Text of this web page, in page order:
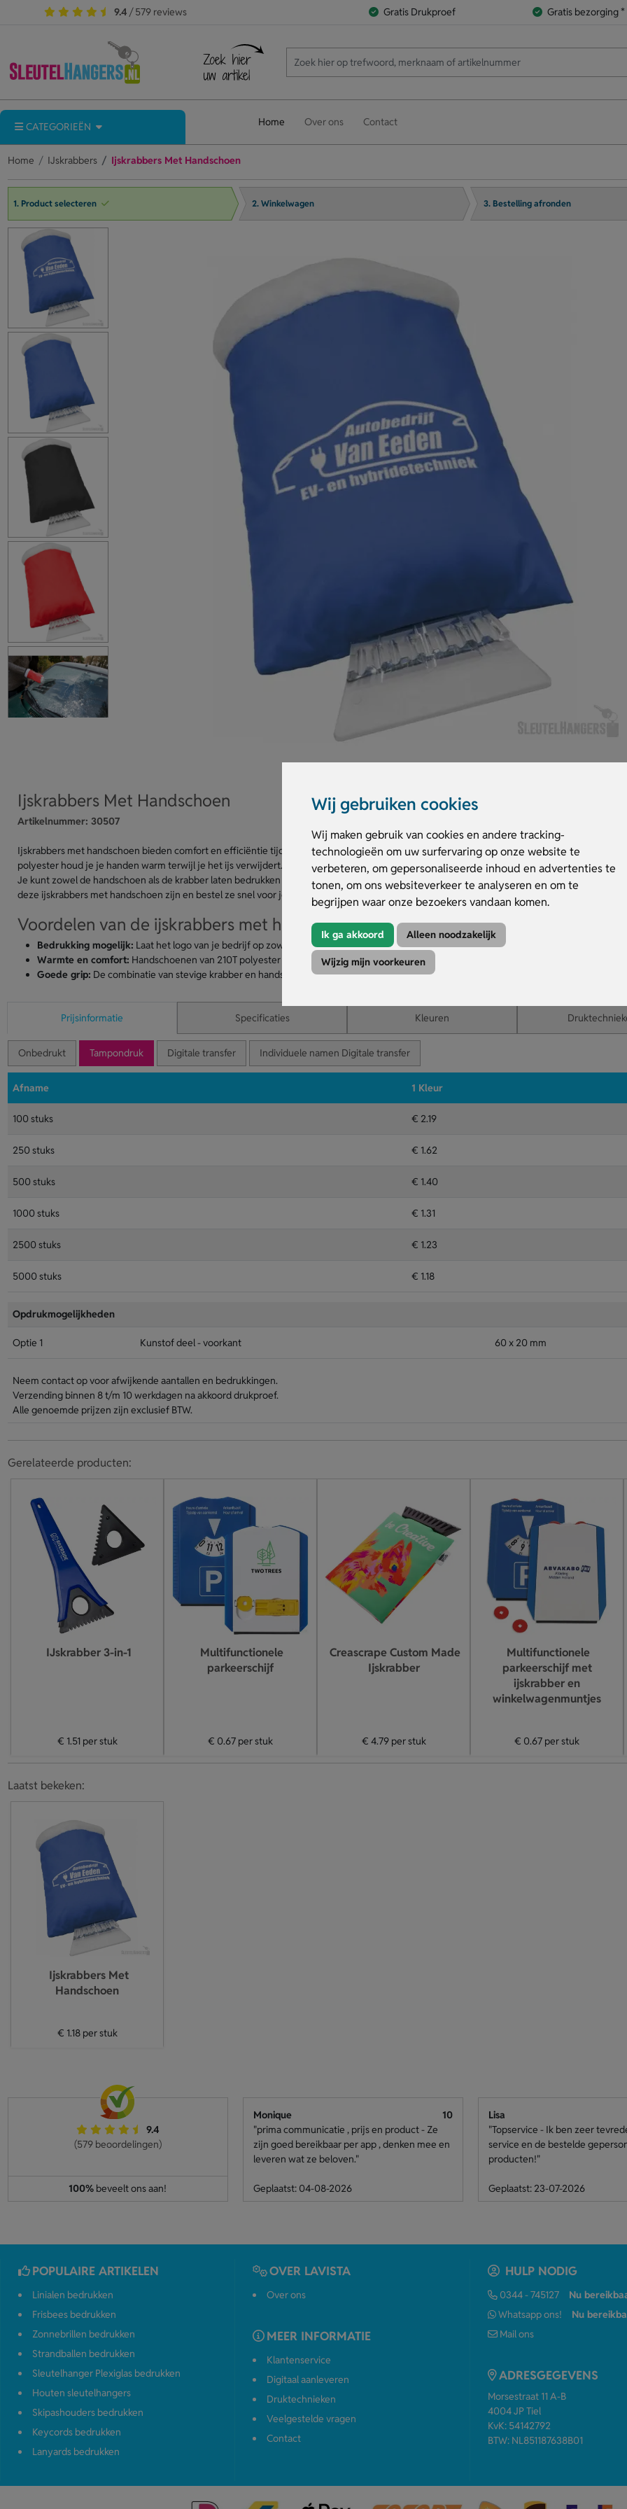
Wij gebruiken cookies
Wij maken gebruik van cookies en andere tracking-
technologieën om uw surfervaring op onze website te
verbeteren, om gepersonaliseerde inhoud en advertenties te
tonen, om ons websiteverkeer te analyseren en om te
begrijpen waar onze bezoekers vandaan komen.
Ik ga akkoord Alleen noodzakelijk
Wijzig mijn voorkeuren
9.4 / 579 reviews Gratis Drukproef Gratis bezorging *
CATEGORIEËN Home Over ons Contact
Home IJskrabbers Ijskrabbers Met Handschoen
1. Product selecteren 2. Winkelwagen 3. Bestelling afronden
Ijskrabbers Met Handschoen
Artikelnummer: 30507
Ijskrabbers met handschoen bieden comfort en efficiëntie tijdens koude ochtenden. Dankzij de stevige plastic krabber en handschoenen van
polyester houd je je handen warm terwijl je het ijs verwijdert. De handschoenen zijn beschikbaar in verschillende kleuren en zorgen voor
Je kunt zowel de handschoen als de krabber laten bedrukken met jouw logo, zodat je je merk zichtbaar promoot. Ontdek zelf hoe handig en
deze ijskrabbers met handschoen zijn en bestel ze snel voor jouw klanten of medewerkers.
Voordelen van de ijskrabbers met handschoen
Bedrukking mogelijk: Laat het logo van je bedrijf op zowel de krabber als handschoen zetten voor maximale merkzichtbaarheid.
Warmte en comfort: Handschoenen van 210T polyester houden de handen warm tijdens het krabben van ijs.
Goede grip: De combinatie van stevige krabber en handschoenen zorgt voor efficiënt en makkelijk gebruik.
Prijsinformatie Specificaties Kleuren
Onbedrukt Tampondruk Digitale transfer Individuele namen Digitale transfer
Afname 1 Kleur
100 stuks € 2.19
250 stuks € 1.62
500 stuks € 1.40
1000 stuks € 1.31
2500 stuks € 1.23
5000 stuks € 1.18
Opdrukmogelijkheden
Optie 1 Kunstof deel - voorkant 60 x 20 mm
Neem contact op voor afwijkende aantallen en bedrukkingen.
Verzending binnen 8 t/m 10 werkdagen na akkoord drukproef.
Alle genoemde prijzen zijn exclusief BTW.
Gerelateerde producten:
IJskrabber 3-in-1
€ 1.51 per stuk
Multifunctionele
parkeerschijf
€ 0.67 per stuk
Creascrape Custom Made
Ijskrabber
€ 4.79per stuk
Multifunctionele
parkeerschijf met
ijskrabber en
winkelwagenmuntjes
€ 0.67 per stuk
Laatst bekeken:
Ijskrabbers Met
Handschoen
€ 1.18per stuk
9.4
(579 beoordelingen)
100% beveelt ons aan!
Monique
10
"prima communicatie , prijs en product - Ze
zijn goed bereikbaar per app , denken mee en
leveren wat ze beloven."
Geplaatst: 04-08-2026
Lisa
"Topservice - Ik ben zeer
service en de bestelde
producten!"
Geplaatst: 23-07-2026
POPULAIRE ARTIKELEN
Linialen bedrukken
Frisbees bedrukken
Zonnebrillen bedrukken
Strandballen bedrukken
Sleutelhanger Plexiglas bedrukken
Houten sleutelhangers
Skipashouders bedrukken
Keycords bedrukken
Lanyards bedrukken
OVER LAVISTA
Over ons
MEER INFORMATIE
Klantenservice
Digitaal aanleveren
Druktechnieken
Veelgestelde vragen
Contact
HULP NODIG
0344 - 745127
Nu
Whatsapp ons!
Nu
Mail ons
ADRESGEGEVENS
Morsestraat 11 A-B
4004 JP Tiel
KvK: 54142792
BTW: NL851187638B01